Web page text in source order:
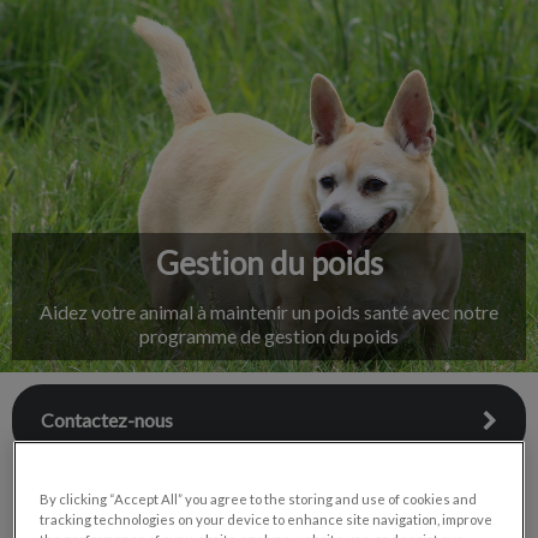
IvcPractices.HeaderNav.Search.Label
Envoyer
Gestion du poids
Aidez votre animal à maintenir un poids santé avec notre
programme de gestion du poids
Contactez-nous
By clicking “Accept All” you agree to the storing and use of cookies and
tracking technologies on your device to enhance site navigation, improve